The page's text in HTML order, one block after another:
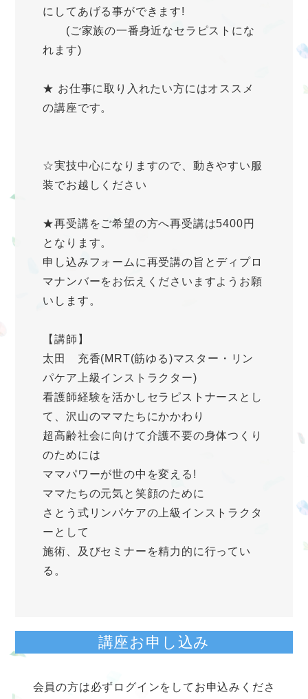
にしてあげる事ができます!
(ご家族の一番身近なセラピストにな
れます)
★ お仕事に取り入れたい方にはオススメ
の講座です。
☆実技中心になりますので、動きやすい服
装でお越しください
★再受講をご希望の方へ再受講は5400円
となります。
申し込みフォームに再受講の旨とディプロ
マナンバーをお伝えくださいますようお願
いします。
【講師】
太田 充香(MRT(筋ゆる)マスター・リン
パケア上級インストラクター)
看護師経験を活かしセラピストナースとし
て、沢山のママたちにかかわり
超高齢社会に向けて介護不要の身体つくり
のためには
ママパワーが世の中を変える!
ママたちの元気と笑顔のために
さとう式リンパケアの上級インストラクタ
ーとして
施術、及びセミナーを精力的に行ってい
る。
講座お申し込み
会員の方は必ずログインをしてお申込みくださ